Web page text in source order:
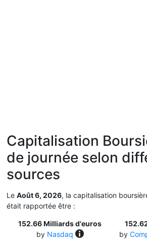
Capitalisation
de journée selon
sources
Le Août 6, 2026, la capitalisation
était rapportée être :
152.66 Milliards d'euros
by Nasdaq
by